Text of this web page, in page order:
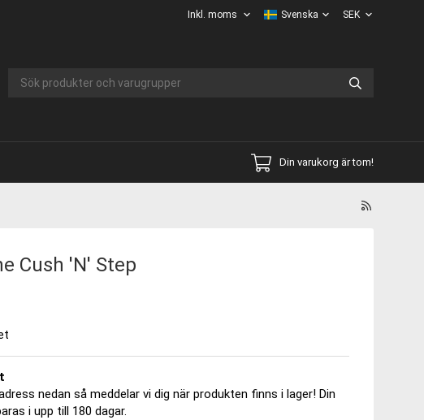
Din varukorg är tom!
Cush 'N' Step
nedan så meddelar vi dig när produkten finns i lager! Din
i upp till 180 dagar.